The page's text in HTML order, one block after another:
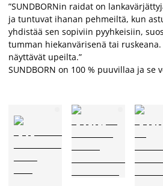
”SUNDBORNin raidat on
ja tuntuvat ihanan pehmeiltä, kun
yhdistää sen sopiviin pyyhkeisiin,
tumman hiekanvärisenä tai
näyttävät upeilta.”
SUNDBORN on 100 % puuvillaa ja se